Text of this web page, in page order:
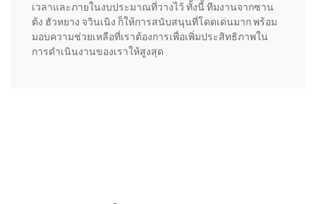
เวลาและภายในงบประมาณที่วางไว้ ทั้งนี้ ทีมงานจากซาน
ต้ง ฮัวหยาง จวินเนิง ก็ให้การสนับสนุนที่โดดเด่นมาก พร้อม
มอบความช่วยเหลือที่เราต้องการเพื่อเพิ่มประสิทธิภาพใน
การดำเนินงานของเราให้สูงสุด